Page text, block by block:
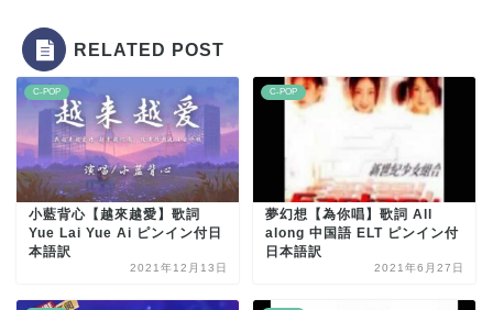
RELATED POST
C-POP
小藍背心【越來越愛】歌詞
Yue Lai Yue Ai ピンイン付日
本語訳
2021年12月13日
C-POP
夢幻想【為你唱】歌詞 All
along 中国語 ELT ピンイン付
日本語訳
2021年6月27日